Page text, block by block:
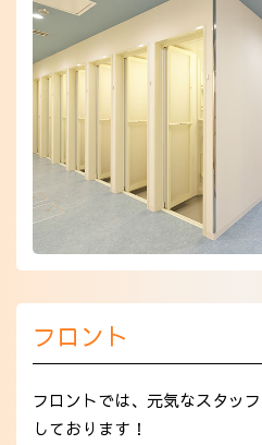
フロント
フロントでは、元気なスタッ
しております！